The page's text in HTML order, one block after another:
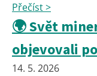
Přečíst >
🌍 Svět
objevovali
14. 5. 2026